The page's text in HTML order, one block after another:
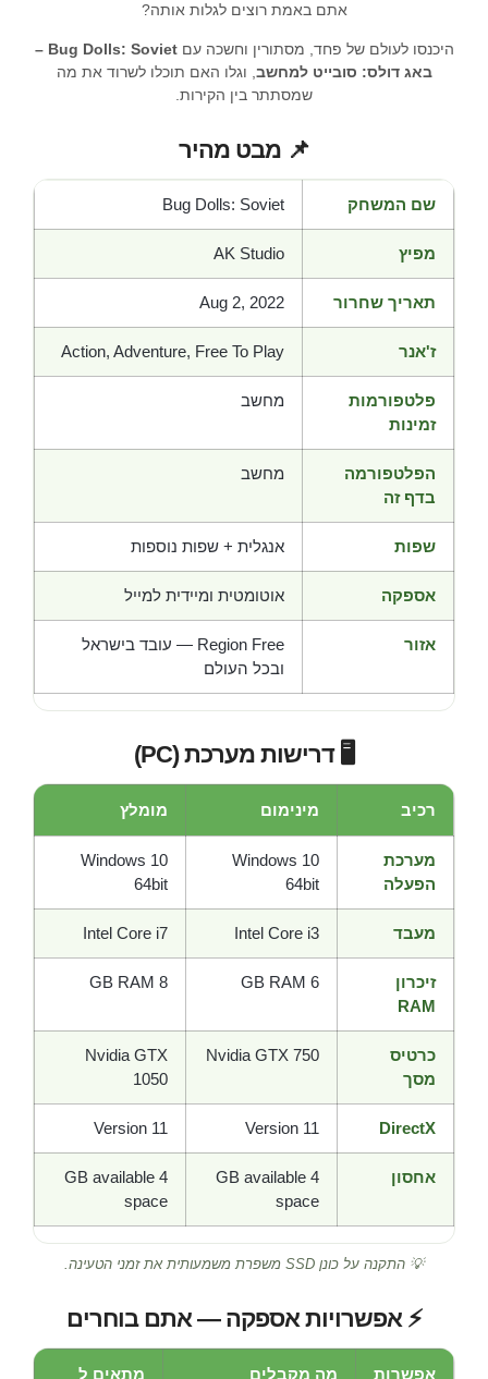
אתם באמת רוצים לגלות אותה?
היכנסו לעולם של פחד, מסתורין וחשכה עם
Bug Dolls: Soviet –
באג דולס: סובייט למחשב , וגלו האם תוכלו לשרוד את מה
שמסתתר בין הקירות.
📌 מבט מהיר
שם המשחק Bug Dolls: Soviet
מפיץ AK Studio
תאריך שחרור Aug 2, 2022
ז'אנר Action, Adventure, Free To Play
פלטפורמות
זמינות
מחשב
הפלטפורמה
בדף זה
מחשב
שפות אנגלית + שפות נוספות
אספקה אוטומטית ומיידית למייל
אזור
Region Free — עובד בישראל
ובכל העולם
🖥️ דרישות מערכת (PC)
רכיב מינימום מומלץ
מערכת
הפעלה
Windows 10
64bit
Windows 10
64bit
מעבד Intel Core i3
Intel Core i7
זיכרון
RAM
6 GB RAM
8 GB RAM
כרטיס
מסך
Nvidia GTX 750
Nvidia GTX
1050
DirectX
Version 11
Version 11
אחסון
4 GB available
space
4 GB available
space
💡 התקנה על כונן SSD משפרת משמעותית את זמני הטעינה.
⚡ אפשרויות אספקה — אתם בוחרים
אפשרות מה מקבלים מתאים ל